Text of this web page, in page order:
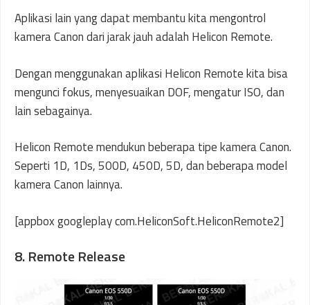
Aplikasi lain yang dapat membantu kita mengontrol
kamera Canon dari jarak jauh adalah Helicon Remote.
Dengan menggunakan aplikasi Helicon Remote kita bisa
mengunci fokus, menyesuaikan DOF, mengatur ISO, dan
lain sebagainya.
Helicon Remote mendukun beberapa tipe kamera Canon.
Seperti 1D, 1Ds, 500D, 450D, 5D, dan beberapa model
kamera Canon lainnya.
[appbox googleplay com.HeliconSoft.HeliconRemote2]
8. Remote Release